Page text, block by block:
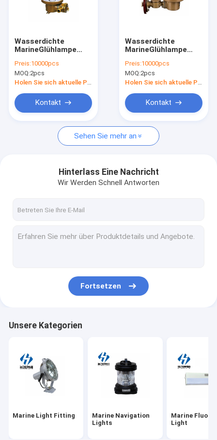
Kontakt
Marine Navigation Lights
Marine Fluorescent Light
Marine Pendant Light
Marine Electrical Plugs
Marine Socket
Marine Light Guard
Wasserdichte
MarineGlühlampe
Marine Pendant
Lights
Preis:10000pcs
MOQ:2pcs
Holen Sie sich aktuelle Preis
Kontakt
Wasserdichte
MarineGlühlampe
Marine Pendant
Lights
Preis:10000pcs
MOQ:2pcs
Holen Sie sich aktuelle Preis
Kontakt
Sehen Sie mehr an
Hinterlass Eine Nachricht
Wir Werden Schnell Antworten
Fortsetzen
Unsere Kategorien
Marine Light Fitting
Marine Navigation
Lights
Marine
Light